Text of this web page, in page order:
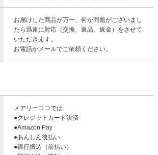
お届けした商品が万一、何か問題がございまし
たら迅速に対応（交換、返品、返金）をさせて
いただきます。
お電話かメールでご依頼ください。
メアリーココでは
●クレジットカード決済
●Amazon Pay
●あんしん後払い
●銀行振込（前払い）